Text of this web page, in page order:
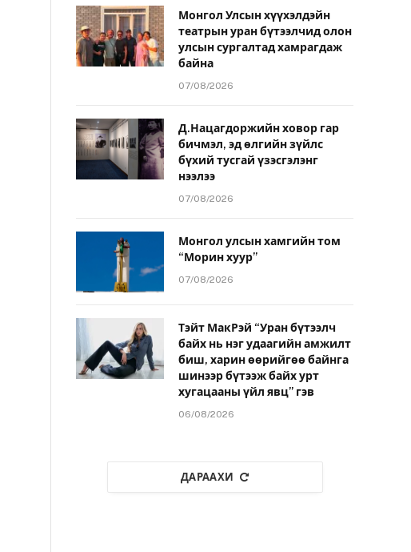
Монгол Улсын хүүхэлдэйн
театрын уран бүтээлчид олон
улсын сургалтад хамрагдаж
байна
07/08/2026
Д.Нацагдоржийн ховор гар
бичмэл, эд өлгийн зүйлс
бүхий тусгай үзэсгэлэнг
нээлээ
07/08/2026
Монгол улсын хамгийн том
“Морин хуур”
07/08/2026
Тэйт МакРэй “Уран бүтээлч
байх нь нэг удаагийн амжилт
биш, харин өөрийгөө байнга
шинээр бүтээж байх урт
хугацааны үйл явц” гэв
06/08/2026
ДАРААХИ